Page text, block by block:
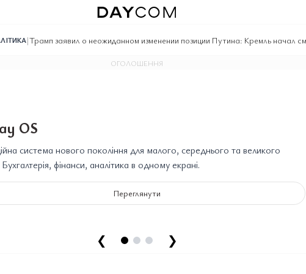
|Трамп заявил о неожиданном изменении позиции Путина: Кремль начал
ОГОЛОШЕННЯ
OS
система нового покоління для малого, середнього та великого
Бухгалтерія, фінанси, аналітика в одному екрані.
Переглянути
❮ ❯